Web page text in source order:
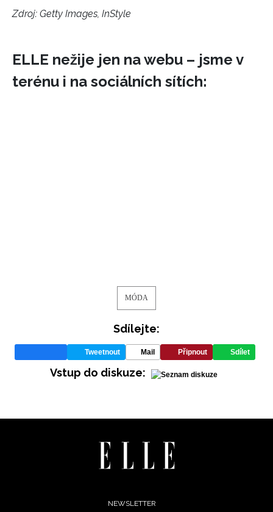
Zdroj: Getty Images, InStyle
ELLE nežije jen na webu – jsme v
terénu i na sociálních sítích:
MÓDA
Sdílejte:
Tweetnout Mail Připnout Sdílet
Vstup do diskuze:
NEWSLETTER